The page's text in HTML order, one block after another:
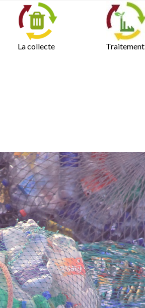
La collecte Traitement